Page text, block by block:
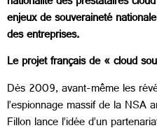
enjeux de souveraineté
des entreprises.
Le projet français de « cloud
Dès 2009, avant-même les
l’espionnage massif de la NSA
Fillon lance l’idée d’un